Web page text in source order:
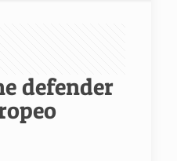
defender